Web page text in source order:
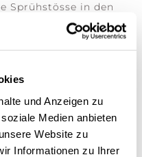
und Anzeigen zu
Medien anbieten
Website zu
Informationen zu Ihrer
Sprühstösse in den
Duftatmosphäre zu
Oberflächen
HINZUFÜGEN